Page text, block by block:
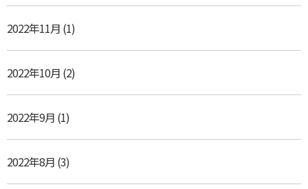
2022年11月 (1)
2022年10月 (2)
2022年9月 (1)
2022年8月 (3)